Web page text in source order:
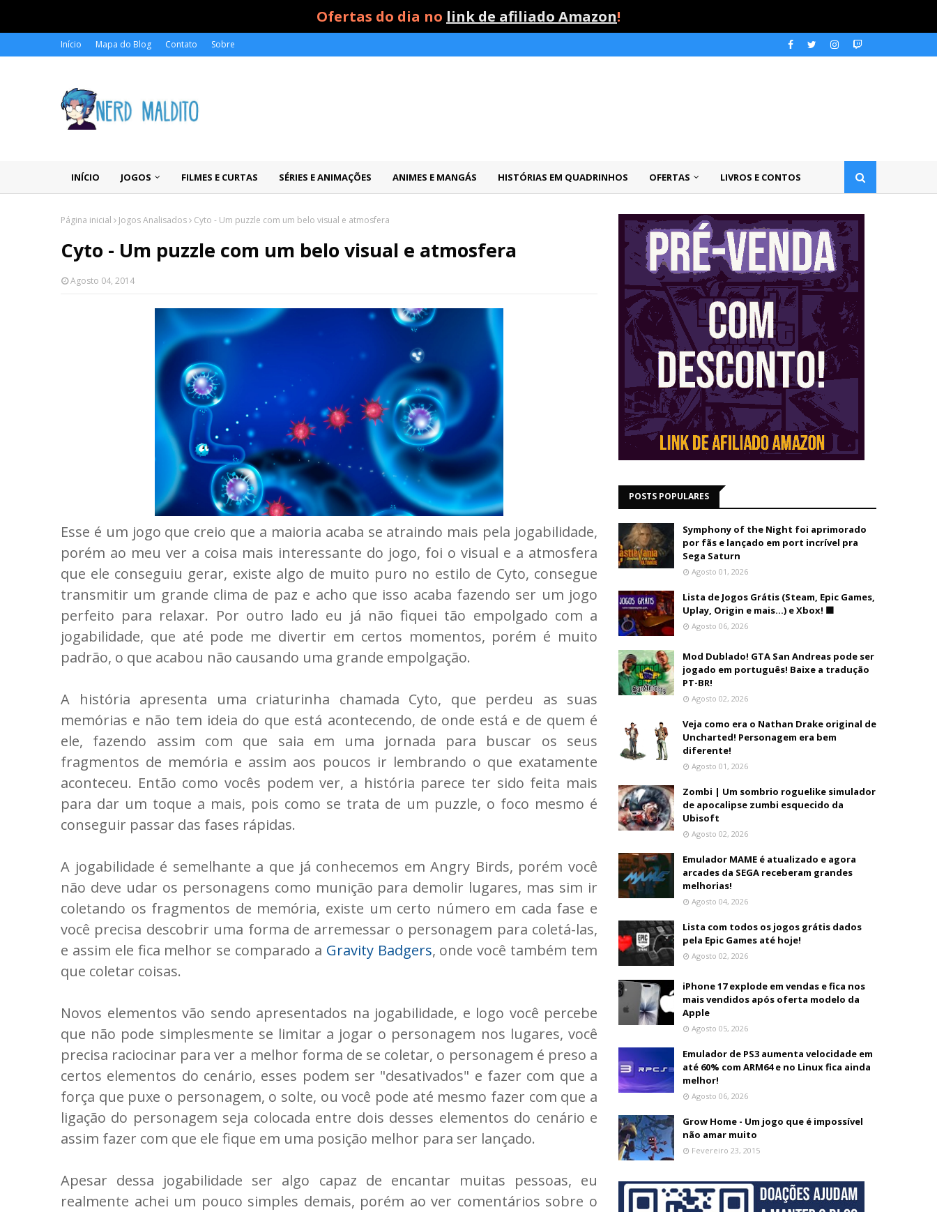
Ofertas do dia no link de afiliado Amazon!
Início Mapa do Blog Contato Sobre
INÍCIO JOGOS FILMES E CURTAS SÉRIES E ANIMAÇÕES ANIMES E MANGÁS HISTÓRIAS EM QUADRINHOS OFERTAS LIVROS E CONTOS
Página inicial Jogos Analisados Cyto - Um puzzle com um belo visual e atmosfera
Cyto - Um puzzle com um belo visual e atmosfera
Agosto 04, 2014
Esse é um jogo que creio que a maioria acaba se atraindo mais pela jogabilidade,
porém ao meu ver a coisa mais interessante do jogo, foi o visual e a atmosfera
que ele conseguiu gerar, existe algo de muito puro no estilo de Cyto, consegue
transmitir um grande clima de paz e acho que isso acaba fazendo ser um jogo
perfeito para relaxar. Por outro lado eu já não fiquei tão empolgado com a
jogabilidade, que até pode me divertir em certos momentos, porém é muito
padrão, o que acabou não causando uma grande empolgação.
A história apresenta uma criaturinha chamada Cyto, que perdeu as suas
memórias e não tem ideia do que está acontecendo, de onde está e de quem é
ele, fazendo assim com que saia em uma jornada para buscar os seus
fragmentos de memória e assim aos poucos ir lembrando o que exatamente
aconteceu. Então como vocês podem ver, a história parece ter sido feita mais
para dar um toque a mais, pois como se trata de um puzzle, o foco mesmo é
conseguir passar das fases rápidas.
A jogabilidade é semelhante a que já conhecemos em Angry Birds, porém você
não deve udar os personagens como munição para demolir lugares, mas sim ir
coletando os fragmentos de memória, existe um certo número em cada fase e
você precisa descobrir uma forma de arremessar o personagem para coletá-las,
e assim ele fica melhor se comparado a Gravity Badgers, onde você também tem
que coletar coisas.
Novos elementos vão sendo apresentados na jogabilidade, e logo você percebe
que não pode simplesmente se limitar a jogar o personagem nos lugares, você
precisa raciocinar para ver a melhor forma de se coletar, o personagem é preso a
certos elementos do cenário, esses podem ser "desativados" e fazer com que a
força que puxe o personagem, o solte, ou você pode até mesmo fazer com que a
ligação do personagem seja colocada entre dois desses elementos do cenário e
assim fazer com que ele fique em uma posição melhor para ser lançado.
Apesar dessa jogabilidade ser algo capaz de encantar muitas pessoas, eu
realmente achei um pouco simples demais, porém ao ver comentários sobre o
POSTS POPULARES
Symphony of the Night foi aprimorado
por fãs e lançado em port incrível pra
Sega Saturn
Agosto 01, 2026
Lista de Jogos Grátis (Steam, Epic Games,
Uplay, Origin e mais...) e Xbox! 🟩
Agosto 06, 2026
Mod Dublado! GTA San Andreas pode ser
jogado em português! Baixe a tradução
PT-BR!
Agosto 02, 2026
Veja como era o Nathan Drake original de
Uncharted! Personagem era bem
diferente!
Agosto 01, 2026
Zombi | Um sombrio roguelike simulador
de apocalipse zumbi esquecido da
Ubisoft
Agosto 02, 2026
Emulador MAME é atualizado e agora
arcades da SEGA receberam grandes
melhorias!
Agosto 04, 2026
Lista com todos os jogos grátis dados
pela Epic Games até hoje!
Agosto 02, 2026
iPhone 17 explode em vendas e fica nos
mais vendidos após oferta modelo da
Apple
Agosto 05, 2026
Emulador de PS3 aumenta velocidade em
até 60% com ARM64 e no Linux fica ainda
melhor!
Agosto 06, 2026
Grow Home - Um jogo que é impossível
não amar muito
Fevereiro 23, 2015